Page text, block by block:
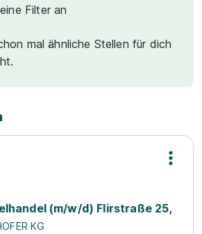
Filter an
mal ähnliche Stellen für dich
(m/w/d) Flirstraße 25,
KG